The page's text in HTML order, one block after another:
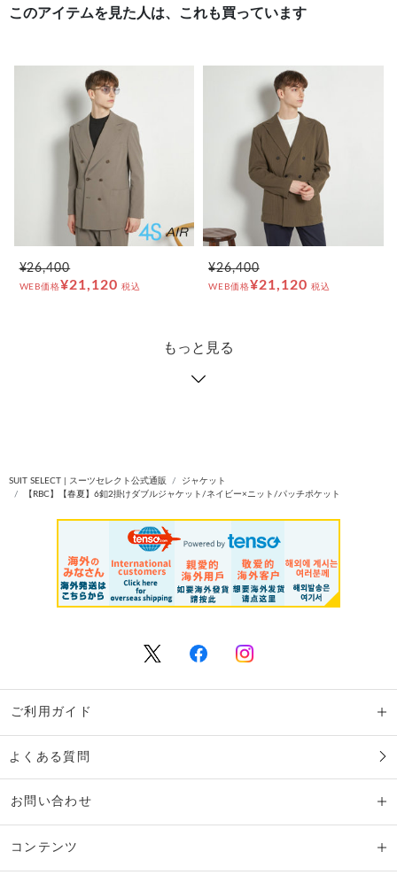
このアイテムを見た人は、これも買っています
¥26,400
WEB価格¥21,120 税込
¥26,400
WEB価格¥21,120 税込
もっと見る
SUIT SELECT | スーツセレクト公式通販
ジャケット
【RBC】【春夏】6釦2掛けダブルジャケット/ネイビー×ニット/パッチポケット
ご利用ガイド
よくある質問
お問い合わせ
コンテンツ